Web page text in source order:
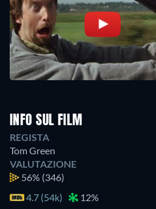
INFO SUL FILM
REGISTA
Tom Green
VALUTAZIONE
56% (346)
4.7 (54k)
12%